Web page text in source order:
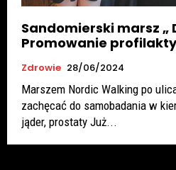
Sandomierski marsz „
Promowanie
Zdrowie 28/06/2024
Marszem Nordic Walking po
zachęcać do samobadania w
jąder, prostaty Już...